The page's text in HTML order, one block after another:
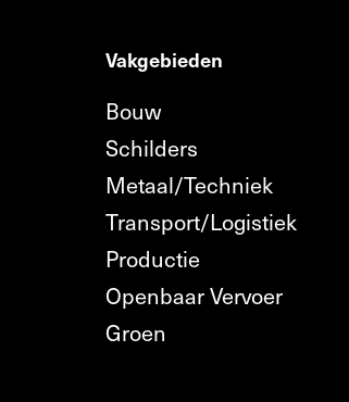
Vakgebieden
Bouw
Schilders
Metaal/Techniek
Transport/Logistiek
Productie
Openbaar Vervoer
Groen